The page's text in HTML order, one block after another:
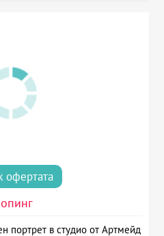
офертата
портрет в студио от Артмейд